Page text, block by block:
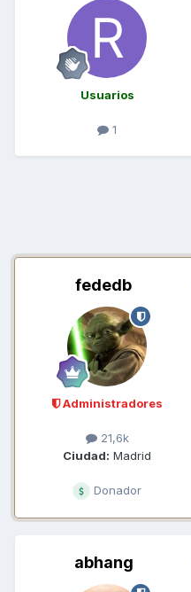
Usuarios
1
fededb
Administradores
21,6k
Ciudad: Madrid
Donador
abhang